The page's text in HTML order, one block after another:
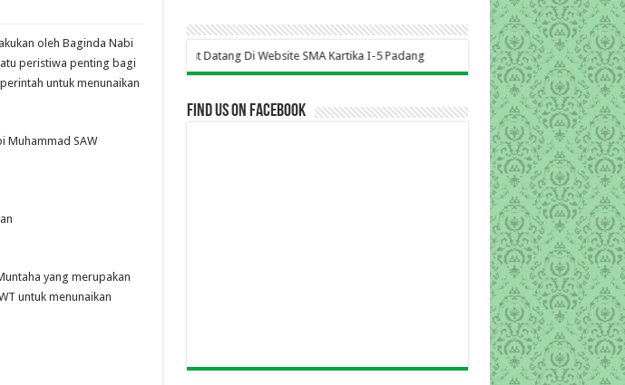
oleh Baginda Nabi
peristiwa penting bagi
untuk menunaikan
Muhammad SAW
yang merupakan
untuk menunaikan
Selamat Datang Di Website SMA Kartika I-5 Padang
Find us on Facebook